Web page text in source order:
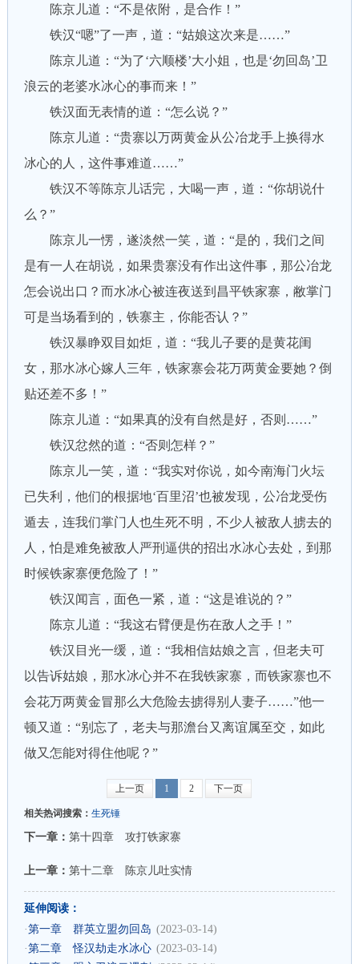
陈京儿道：“不是依附，是合作！”
铁汉“嗯”了一声，道：“姑娘这次来是……”
陈京儿道：“为了‘六顺楼’大小姐，也是‘勿回岛’卫
浪云的老婆水冰心的事而来！”
铁汉面无表情的道：“怎么说？”
陈京儿道：“贵寨以万两黄金从公冶龙手上换得水
冰心的人，这件事难道……”
铁汉不等陈京儿话完，大喝一声，道：“你胡说什
么？”
陈京儿一愣，遂淡然一笑，道：“是的，我们之间
是有一人在胡说，如果贵寨没有作出这件事，那公冶龙
怎会说出口？而水冰心被连夜送到昌平铁家寨，敝掌门
可是当场看到的，铁寨主，你能否认？”
铁汉暴睁双目如炬，道：“我儿子要的是黄花闺
女，那水冰心嫁人三年，铁家寨会花万两黄金要她？倒
贴还差不多！”
陈京儿道：“如果真的没有自然是好，否则……”
铁汉忿然的道：“否则怎样？”
陈京儿一笑，道：“我实对你说，如今南海门火坛
已失利，他们的根据地‘百里沼’也被发现，公冶龙受伤
遁去，连我们掌门人也生死不明，不少人被敌人掳去的
人，怕是难免被敌人严刑逼供的招出水冰心去处，到那
时候铁家寨便危险了！”
铁汉闻言，面色一紧，道：“这是谁说的？”
陈京儿道：“我这右臂便是伤在敌人之手！”
铁汉目光一缓，道：“我相信姑娘之言，但老夫可
以告诉姑娘，那水冰心并不在我铁家寨，而铁家寨也不
会花万两黄金冒那么大危险去掳得别人妻子……”他一
顿又道：“别忘了，老夫与那澹台又离谊属至交，如此
做又怎能对得住他呢？”
上一页 1 2 下一页
相关热词搜索： 生死锤
下一章： 第十四章 攻打铁家寨
上一章： 第十二章 陈京儿吐实情
延伸阅读：
·第一章 群英立盟勿回岛 (2023-03-14)
·第二章 怪汉劫走水冰心 (2023-03-14)